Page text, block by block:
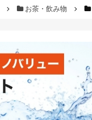
お茶・飲み物